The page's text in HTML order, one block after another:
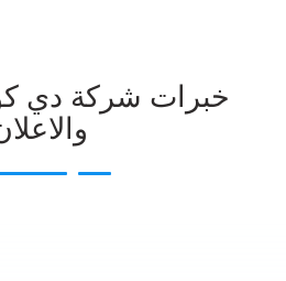
خبرات شركة دي